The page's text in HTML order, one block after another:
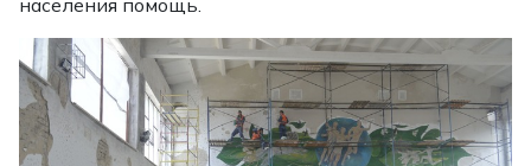
населения помощь.